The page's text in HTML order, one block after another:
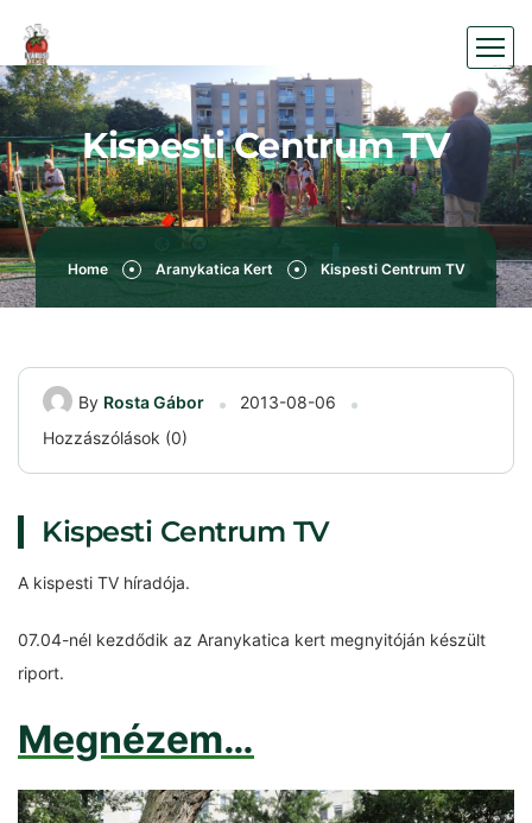
Kispesti Centrum TV
Home Aranykatica Kert Kispesti Centrum TV
By Rosta Gábor
2013-08-06
Hozzászólások (0)
Kispesti Centrum TV
A kispesti TV híradója.
07.04-nél kezdődik az Aranykatica kert megnyitóján készült
riport.
Megnézem…